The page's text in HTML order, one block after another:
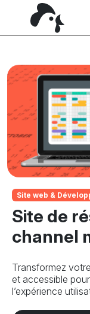
Site web &
Site de
channel
Transformez
et accessible
l’expérience